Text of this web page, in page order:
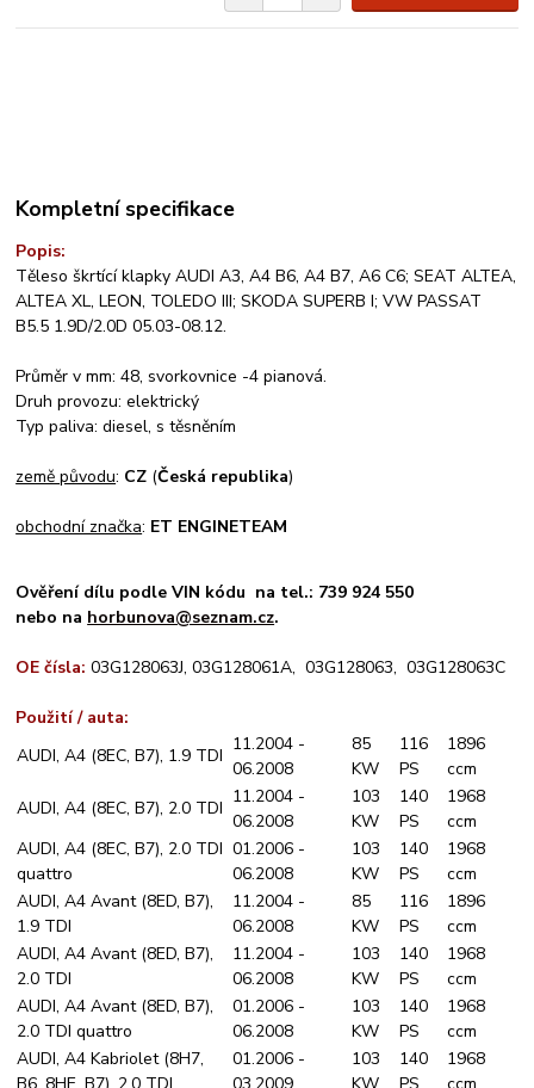
Kompletní specifikace
Popis:
Těleso škrtící klapky AUDI A3, A4 B6, A4 B7, A6 C6; SEAT ALTEA,
ALTEA XL, LEON, TOLEDO III; SKODA SUPERB I; VW PASSAT
B5.5 1.9D/2.0D 05.03-08.12.
Průměr v mm: 48, svorkovnice -4 pianová.
Druh provozu: elektrický
Typ paliva: diesel, s těsněním
země původu: CZ (Česká republika)
obchodní značka: ET ENGINETEAM
Ověření dílu podle VIN kódu na tel.: 739 924 550
nebo na horbunova@seznam.cz.
OE čísla: 03G128063J, 03G128061A, 03G128063, 03G128063C
Použití / auta:
AUDI, A4 (8EC, B7), 1.9 TDI
11.2004 -
06.2008
85
KW
116
PS
1896
ccm
AUDI, A4 (8EC, B7), 2.0 TDI
11.2004 -
06.2008
103
KW
140
PS
1968
ccm
AUDI, A4 (8EC, B7), 2.0 TDI
quattro
01.2006 -
06.2008
103
KW
140
PS
1968
ccm
AUDI, A4 Avant (8ED, B7),
1.9 TDI
11.2004 -
06.2008
85
KW
116
PS
1896
ccm
AUDI, A4 Avant (8ED, B7),
2.0 TDI
11.2004 -
06.2008
103
KW
140
PS
1968
ccm
AUDI, A4 Avant (8ED, B7),
2.0 TDI quattro
01.2006 -
06.2008
103
KW
140
PS
1968
ccm
AUDI, A4 Kabriolet (8H7,
01.2006 -
103
140
1968